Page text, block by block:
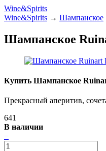
Wine&Spirits
Wine&Spirits → Шампанское
Шампанское
Купить Шампанское
Прекрасный аперитив,
641
В наличии
−